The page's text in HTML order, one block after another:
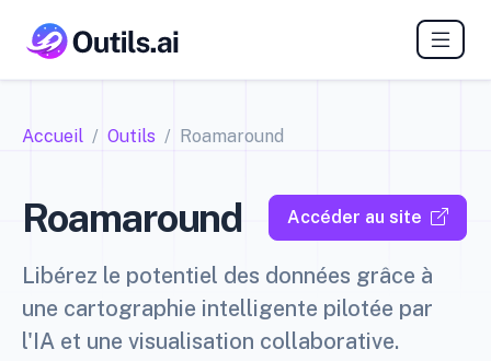
Accueil Outils Roamaround
Roamaround Accéder au site
Libérez le potentiel des données grâce à
une cartographie intelligente pilotée par
l'IA et une visualisation collaborative.